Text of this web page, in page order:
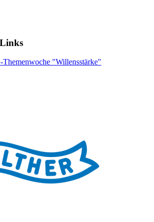
"Willensstärke"